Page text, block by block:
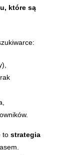
które są
tostrategia